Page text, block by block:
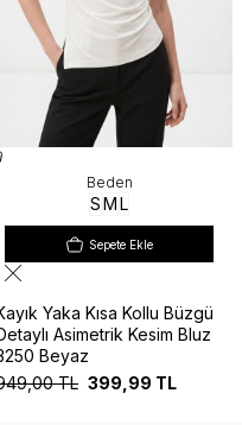
Beden
SML
Sepete Ekle
Yaka Kısa Kollu Büzgü
Asimetrik Kesim Bluz
Beyaz
TL 399,99 TL